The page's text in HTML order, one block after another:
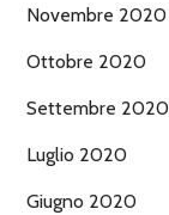
Novembre 2020
Ottobre 2020
Settembre 2020
Luglio 2020
Giugno 2020